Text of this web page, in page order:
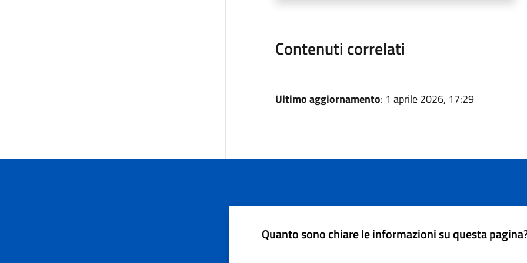
Contenuti correlati
Ultimo aggiornamento: 1 aprile 2026, 17:29
Quanto sono chiare le informazioni su questa